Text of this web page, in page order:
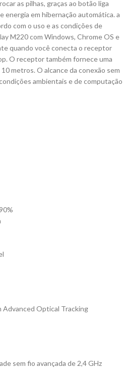
as pilhas, graças ao botão liga
energia em hibernação automática. a
com o uso e as condições de
M220 com Windows, Chrome OS e
quando você conecta o receptor
O receptor também fornece uma
metros. O alcance da conexão sem
ambientais e de computação
Advanced Optical Tracking
sem fio avançada de 2,4 GHz